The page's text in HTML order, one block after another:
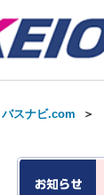
バスナビ.com ＞